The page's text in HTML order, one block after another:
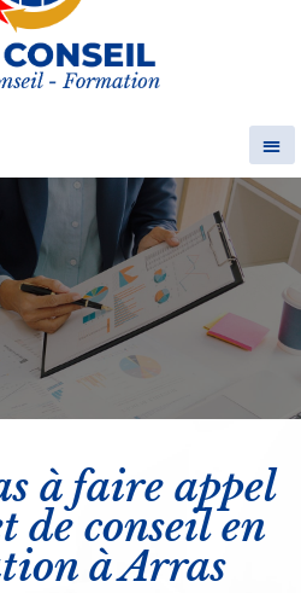
à faire appel
de conseil en
à Arras